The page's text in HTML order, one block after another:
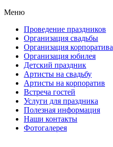
Меню
Проведение праздников
Организация свадьбы
Организация корпоратива
Организация юбилея
Детский праздник
Артисты на свадьбу
Артисты на корпоратив
Встреча гостей
Услуги для праздника
Полезная информация
Наши контакты
Фотогалерея